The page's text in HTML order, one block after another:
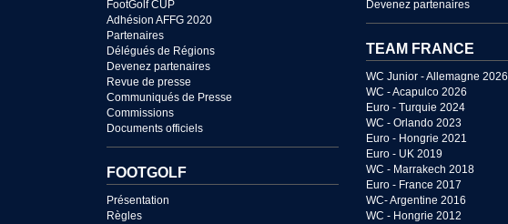
FootGolf CUP
Adhésion AFFG 2020
Partenaires
Délégués de Régions
Devenez partenaires
Revue de presse
Communiqués de Presse
Commissions
Documents officiels
FOOTGOLF
Présentation
Règles
Devenez partenaires
TEAM FRANCE
WC Junior - Allemagne 2026
WC - Acapulco 2026
Euro - Turquie 2024
WC - Orlando 2023
Euro - Hongrie 2021
Euro - UK 2019
WC - Marrakech 2018
Euro - France 2017
WC- Argentine 2016
WC - Hongrie 2012